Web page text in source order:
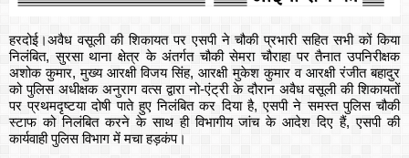
हरदोई।अवैध वसूली की शिकायत पर एसपी ने चौकी प्रभारी सहित सभी कों किया
निलंबित, सुरसा थाना क्षेत्र के अंतर्गत चौकी सेमरा चौराहा पर तैनात उपनिरीक्षक
अशोक कुमार, मुख्य आरक्षी विजय सिंह, आरक्षी मुकेश कुमार व आरक्षी रंजीत बहादुर
को पुलिस अधीक्षक अनुराग वत्स द्वारा नो-एंट्री के दौरान अवैध वसूली की शिकायतों
पर प्रथमदृष्टया दोषी पाते हुए निलंबित कर दिया है, एसपी ने समस्त पुलिस चौकी
स्टाफ को निलंबित करने के साथ ही विभागीय जांच के आदेश दिए हैं, एसपी की
कार्यवाही पुलिस विभाग में मचा हड़कंप।